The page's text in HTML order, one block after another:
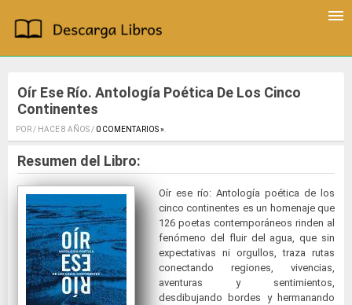
Oír Ese Río. Antología Poética De Los Cinco
Continentes
POR / HACE 8 AÑOS / 0 COMENTARIOS ».
Resumen del Libro:
Oír ese río: Antología poética de los
cinco continentes es un homenaje que
126 poetas contemporáneos rinden al
fenómeno del fluir del agua, que sin
expectativas ni orgullos, traza rutas
conectando regiones, vivencias,
aventuras y sentimientos,
desdibujando bordes y hermanando